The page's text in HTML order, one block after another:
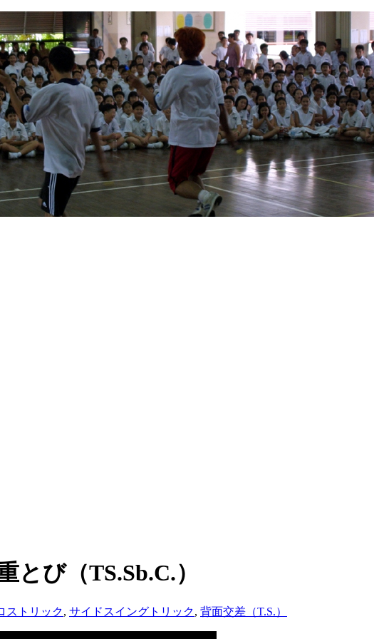
とび（TS.Sb.C.）
ストリック, サイドスイングトリック, 背面交差（T.S.）